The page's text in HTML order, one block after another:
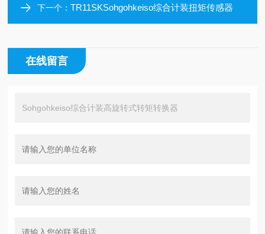
下一个：TR11SKSohgohkeiso综合计装扭矩传感器
在线留言